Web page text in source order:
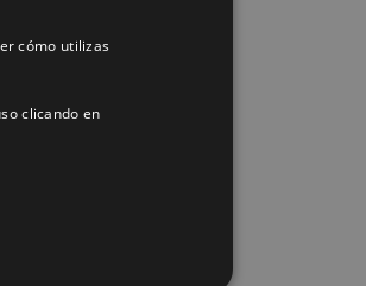
cómo utilizas
clicando en